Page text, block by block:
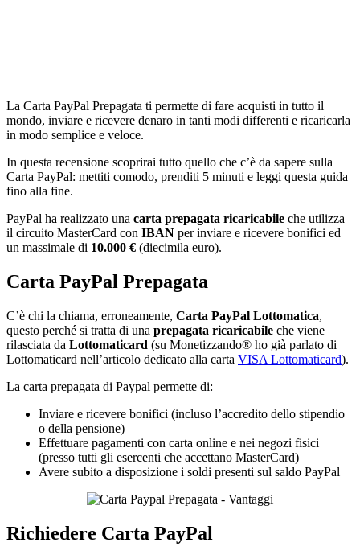
La Carta PayPal Prepagata ti permette di fare acquisti in tutto il
mondo, inviare e ricevere denaro in tanti modi differenti e ricaricarla
in modo semplice e veloce.
In questa recensione scoprirai tutto quello che c’è da sapere sulla
Carta PayPal: mettiti comodo, prenditi 5 minuti e leggi questa guida
fino alla fine.
PayPal ha realizzato una carta prepagata ricaricabile che utilizza
il circuito MasterCard con IBAN per inviare e ricevere bonifici ed
un massimale di 10.000 € (diecimila euro).
Carta PayPal Prepagata
C’è chi la chiama, erroneamente, Carta PayPal Lottomatica,
questo perché si tratta di una prepagata ricaricabile che viene
rilasciata da Lottomaticard (su Monetizzando® ho già parlato di
Lottomaticard nell’articolo dedicato alla carta VISA Lottomaticard).
La carta prepagata di Paypal permette di:
Inviare e ricevere bonifici (incluso l’accredito dello stipendio
o della pensione)
Effettuare pagamenti con carta online e nei negozi fisici
(presso tutti gli esercenti che accettano MasterCard)
Avere subito a disposizione i soldi presenti sul saldo PayPal
Richiedere Carta PayPal